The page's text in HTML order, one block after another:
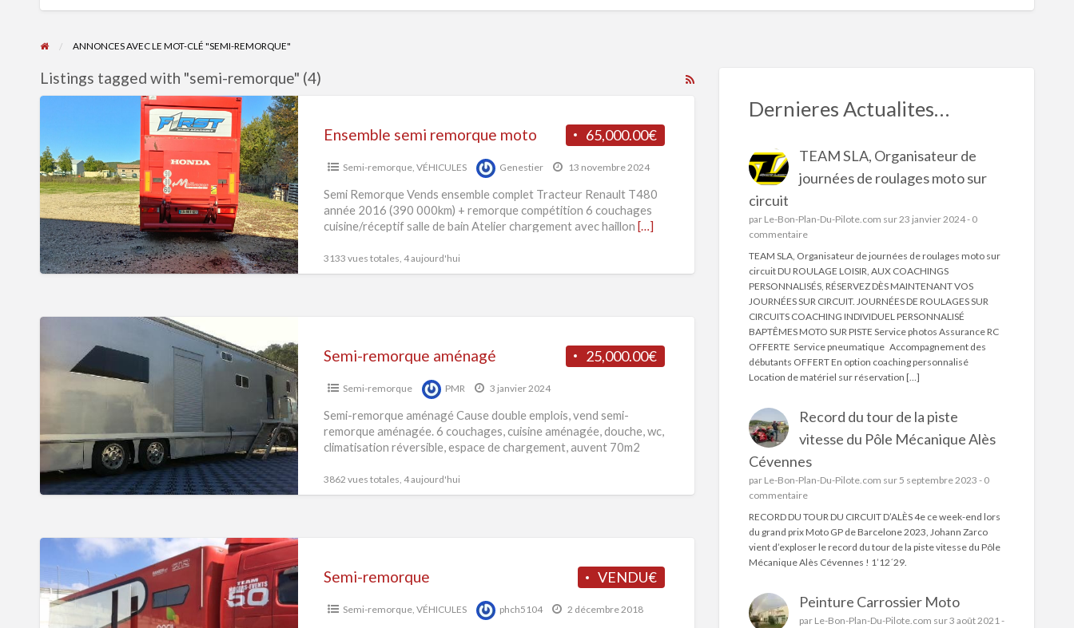
ANNONCES AVEC LE MOT-CLÉ "SEMI-REMORQUE"
RSS
remorque
Listings tagged with "semi-remorque" (4)
remorque
moto
65,000.00€
Ensemble semi remorque moto
Semi-remorque, VÉHICULES Genestier 13 novembre 2024
Semi Remorque Vends ensemble complet Tracteur Renault T480
année 2016 (390 000km) + remorque compétition 6 couchages
cuisine/réceptif salle de bain Atelier chargement avec haillon […]
3133 vues totales, 4 aujourd'hui
remorque
aménagé
25,000.00€
Semi-remorque aménagé
Semi-remorque PMR 3 janvier 2024
Semi-remorque aménagé Cause double emplois, vend semi-
remorque aménagée. 6 couchages, cuisine aménagée, douche, wc,
climatisation réversible, espace de chargement, auvent 70m2
3862 vues totales, 4 aujourd'hui
remorque
VENDU€
Semi-remorque
Semi-remorque, VÉHICULES phch5104 2 décembre 2018
Dernieres Actualites…
TEAM SLA, Organisateur de
journées de roulages moto sur
circuit
par Le-Bon-Plan-Du-Pilote.com sur 23 janvier 2024 - 0
commentaire
TEAM SLA, Organisateur de journées de roulages moto sur
circuit DU ROULAGE LOISIR, AUX COACHINGS
PERSONNALISÉS, RÉSERVEZ DÈS MAINTENANT VOS
JOURNÉES SUR CIRCUIT. JOURNÉES DE ROULAGES SUR
CIRCUITS COACHING INDIVIDUEL PERSONNALISÉ
BAPTÊMES MOTO SUR PISTE Service photos Assurance RC
OFFERTE Service pneumatique Accompagnement des
débutants OFFERT En option coaching personnalisé
Location de matériel sur réservation […]
Record du tour de la piste
vitesse du Pôle Mécanique Alès
Cévennes
par Le-Bon-Plan-Du-Pilote.com sur 5 septembre 2023 - 0
commentaire
RECORD DU TOUR DU CIRCUIT D’ALÈS 4e ce week-end lors
du grand prix Moto GP de Barcelone 2023, Johann Zarco
vient d’exploser le record du tour de la piste vitesse du Pôle
Mécanique Alès Cévennes ! 1’12´29.
Peinture Carrossier Moto
par Le-Bon-Plan-Du-Pilote.com sur 3 août 2021 -